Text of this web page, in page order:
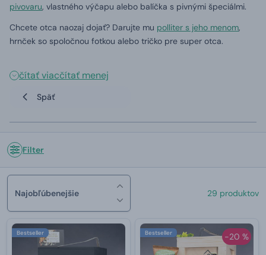
pivovaru, vlastného výčapu alebo balíčka s pivnými špeciálmi.
Chcete otca naozaj dojať? Darujte mu polliter s jeho menom,
hrnček so spoločnou fotkou alebo tričko pre super otca.
čítať viacčítať menej
Späť
Filter
Najobľúbenejšie 29 produktov
Bestseller -20 %
Bestseller